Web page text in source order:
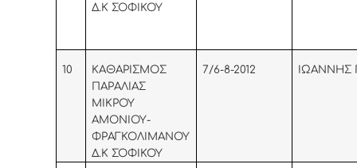
Δ.Κ ΣΟΦΙΚΟΥ
10
KAΘΑΡΙΣΜΟΣ
ΠΑΡΑΛΙΑΣ
ΜΙΚΡΟΥ
ΑΜΟΝΙΟΥ-
ΦΡΑΓΚΟΛΙΜΑΝΟΥ
Δ.Κ ΣΟΦΙΚΟΥ
7/6-8-2012